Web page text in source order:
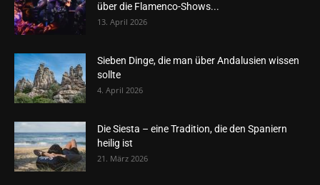
über die Flamenco-Shows...
13. April 2026
Sieben Dinge, die man über Andalusien wissen
sollte
4. April 2026
Die Siesta – eine Tradition, die den Spaniern
heilig ist
21. März 2026